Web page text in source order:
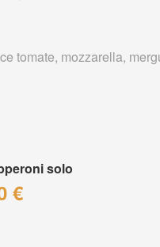
tomate, mozzarella,
solo
€